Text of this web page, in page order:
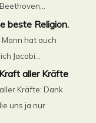
beste Religion.
hat auch
Jacobi...
aller Kräfte
Kräfte: Dank
uns ja nur